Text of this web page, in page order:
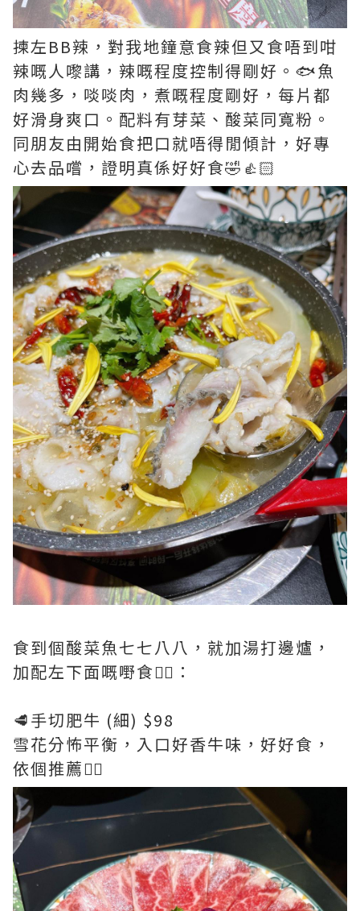
揀左BB辣，對我地鐘意食辣但又食唔到咁
辣嘅人嚟講，辣嘅程度控制得剛好。🐟魚
肉幾多，啖啖肉，煮嘅程度剛好，每片都
好滑身爽口。配料有芽菜、酸菜同寬粉。
同朋友由開始食把口就唔得閒傾計，好專
心去品嚐，證明真係好好食🤣👍🏻
食到個酸菜魚七七八八，就加湯打邊爐，
加配左下面嘅嘢食👇🏻：
🥩手切肥牛 (細) $98
雪花分怖平衡，入口好香牛味，好好食，
依個推薦👍🏻